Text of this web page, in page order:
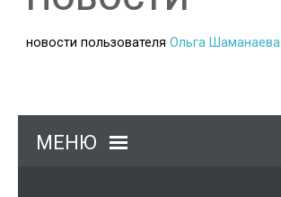
новости пользователя Ольга Шаманаева
МЕНЮ